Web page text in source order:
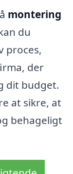
montering
du
proces,
der
dit budget.
at sikre, at
behageligt